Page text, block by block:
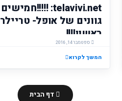
telavivi.net: !!!!!חמישים
גוונים של אופל- טריילר
ראשון!!!!
ספטמבר 14, 2016
המשך לקרוא
דף הבית